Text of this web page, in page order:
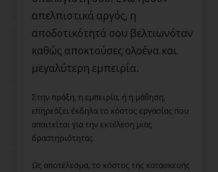
απελπιστικά αργός, η
αποδοτικότητά σου βελτιωνόταν
καθώς αποκτούσες ολοένα και
μεγαλύτερη εμπειρία.
Στην πράξη, η εμπειρία, ή η μάθηση,
επηρεάζει έκδηλα το κόστος εργασίας που
απαιτείται για την εκτέλεση μιας
δραστηριότητας.
Ως αποτέλεσμα, το κόστος της κατασκευής